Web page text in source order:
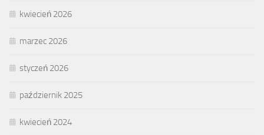
kwiecień 2026
marzec 2026
styczeń 2026
październik 2025
kwiecień 2024